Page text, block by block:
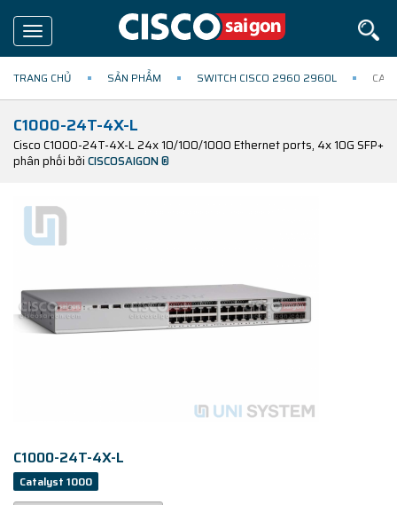
Toggle
navigation
TRANG CHỦ SẢN PHẨM SWITCH CISCO 2960 2960L
C1000-24T-4X-L
Cisco C1000-24T-4X-L 24x 10/100/1000 Ethernet ports, 4x 10G SFP+
phân phối bởiCISCOSAIGON ®
C1000-24T-4X-L
Catalyst 1000